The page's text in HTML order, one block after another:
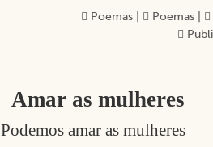
Poemas| Poemas|
Amar as mulheres
Podemos amar as mulheres